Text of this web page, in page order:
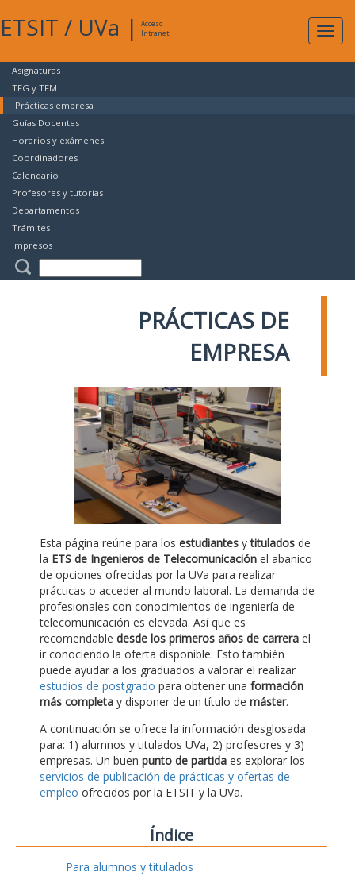
ETSIT / UVa |
Acceso
Intranet
Asignaturas
TFG y TFM
Prácticas empresa
Guías Docentes
Horarios y exámenes
Coordinadores
Calendario
Profesores y tutorías
Departamentos
Trámites
Impresos
PRÁCTICAS DE
EMPRESA
Esta página reúne para los estudiantes ytitulados de
la ETS de Ingenieros de Telecomunicación el abanico
de opciones ofrecidas por la UVa para realizar
prácticas o acceder al mundo laboral. La demanda de
profesionales con conocimientos de ingeniería de
telecomunicación es elevada. Así que es
recomendable desde los primeros años de carrera el
ir conociendo la oferta disponible. Esto también
puede ayudar a los graduados a valorar el realizar
estudios de postgrado para obtener una formación
más completa y disponer de un título de máster.
A continuación se ofrece la información desglosada
para: 1) alumnos y titulados UVa, 2) profesores y 3)
empresas. Un buen punto de partida es explorar los
servicios de publicación de prácticas y ofertas de
empleo ofrecidos por la ETSIT y la UVa.
Índice
Para alumnos y titulados